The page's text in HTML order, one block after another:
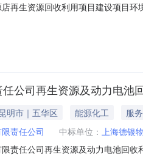
再生资源回收利用项目建设项目
生产运营日期2026-07-20建设性
公司再生资源及动力电池
明市｜五华区 能源化工
服务
责任公司 中标单位： 上海德银
责任公司再生资源及动力电池回